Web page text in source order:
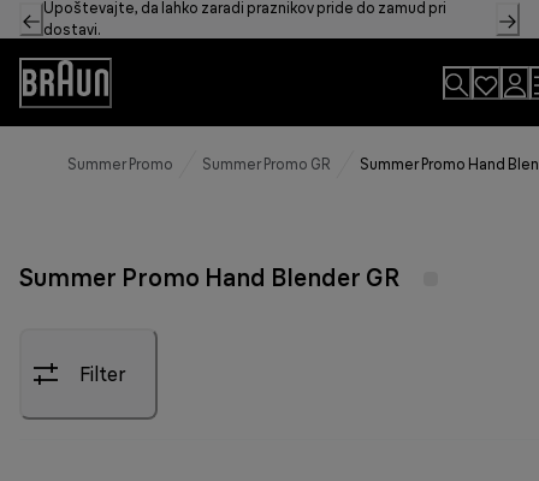
Skip
to
Content
Upoštevajte, da lahko zaradi praznikov pride do zamud pri
dostavi.
Accessibility
Statement
Summer Promo Summer Promo GR Summer Promo Hand
Summer Promo Hand Blender GR
Filter